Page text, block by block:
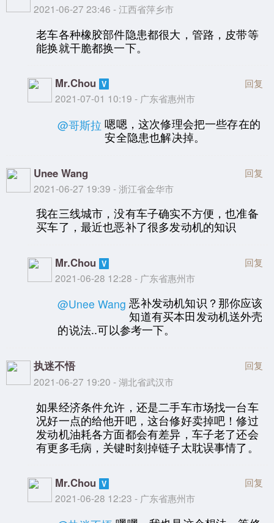
2021-06-27 23:46 - 江西省萍乡市
老车各种橡胶部件隐患都很大，管路，皮带等
能换就干脆都换一下。
Mr.Chou
2021-07-01 10:19 - 广东省惠州市
回复
@哥斯拉 嗯嗯，这次修理会把一些存在的
安全隐患也解决掉。
Unee Wang
2021-06-27 19:39 - 浙江省金华市
回复
我在三线城市，没有车子确实不方便，也准备
买车了，最近也恶补了很多发动机的知识
Mr.Chou
2021-06-28 12:28 - 广东省惠州市
回复
@Unee Wang 恶补发动机知识？那你应该
知道有买本田发动机送外壳
的说法..可以参考一下。
执迷不悟
2021-06-27 19:20 - 湖北省武汉市
回复
如果经济条件允许，还是二手车市场找一台车
况好一点的给他开吧，这台修好卖掉吧！修过
发动机油耗各方面都会有差异，车子老了还会
有更多毛病，关键时刻掉链子太耽误事情了。
Mr.Chou
2021-06-28 12:23 - 广东省惠州市
回复